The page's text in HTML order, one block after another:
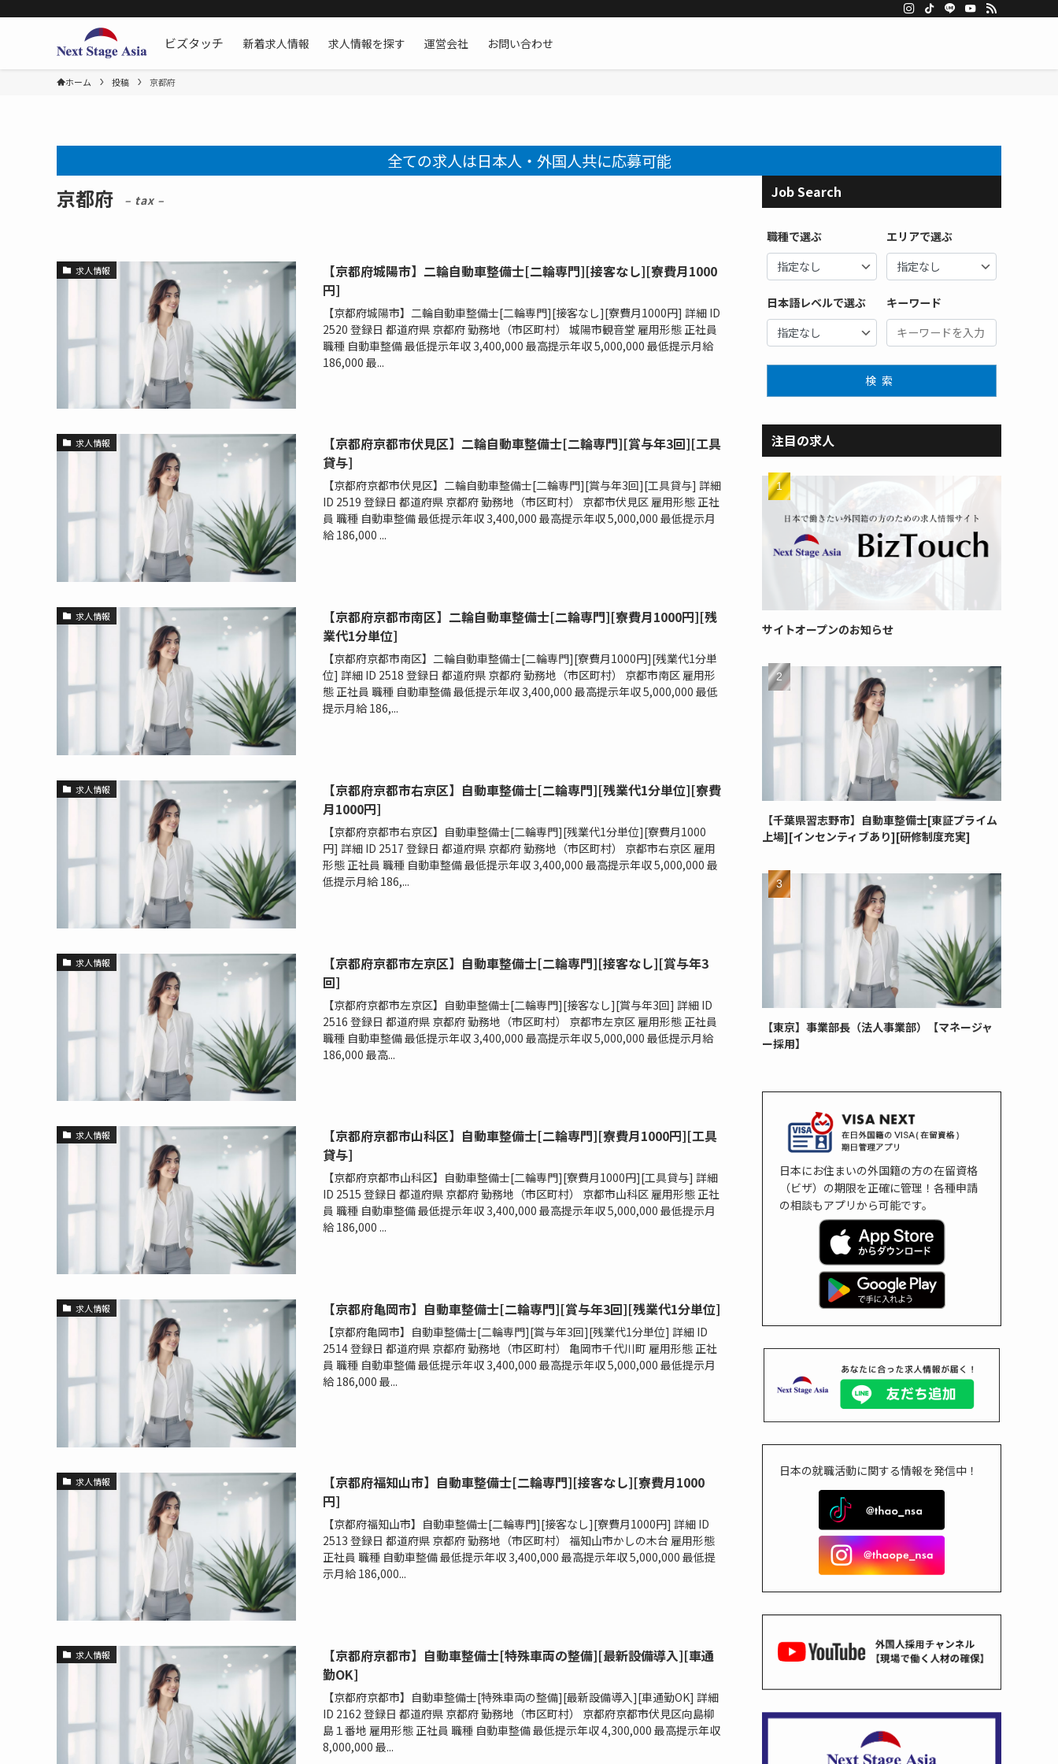
ビズタッチ
新着求人情報 求人情報を探す 運営会社 お問い合わせ
ホーム 投稿 京都府
全ての求人は日本人・外国人共に応募可能
京都府 – tax –
求人情報
【京都府城陽市】二輪自動車整備士[二輪専門][接客なし][寮費月1000
円]
【京都府城陽市】二輪自動車整備士[二輪専門][接客なし][寮費月1000円] 詳細 ID
2520 登録日 都道府県 京都府 勤務地（市区町村） 城陽市観音堂 雇用形態 正社員
職種 自動車整備 最低提示年収 3,400,000 最高提示年収 5,000,000 最低提示月給
186,000 最...
求人情報
【京都府京都市伏見区】二輪自動車整備士[二輪専門][賞与年3回][工具
貸与]
【京都府京都市伏見区】二輪自動車整備士[二輪専門][賞与年3回][工具貸与] 詳細
ID 2519 登録日 都道府県 京都府 勤務地（市区町村） 京都市伏見区 雇用形態 正社
員 職種 自動車整備 最低提示年収 3,400,000 最高提示年収 5,000,000 最低提示月
給 186,000 ...
求人情報
【京都府京都市南区】二輪自動車整備士[二輪専門][寮費月1000円][残
業代1分単位]
【京都府京都市南区】二輪自動車整備士[二輪専門][寮費月1000円][残業代1分単
位] 詳細 ID 2518 登録日 都道府県 京都府 勤務地（市区町村） 京都市南区 雇用形
態 正社員 職種 自動車整備 最低提示年収 3,400,000 最高提示年収 5,000,000 最低
提示月給 186,...
求人情報
【京都府京都市右京区】自動車整備士[二輪専門][残業代1分単位][寮費
月1000円]
【京都府京都市右京区】自動車整備士[二輪専門][残業代1分単位][寮費月1000
円] 詳細 ID 2517 登録日 都道府県 京都府 勤務地（市区町村） 京都市右京区 雇用
形態 正社員 職種 自動車整備 最低提示年収 3,400,000 最高提示年収 5,000,000 最
低提示月給 186,...
求人情報
【京都府京都市左京区】自動車整備士[二輪専門][接客なし][賞与年3
回]
【京都府京都市左京区】自動車整備士[二輪専門][接客なし][賞与年3回] 詳細 ID
2516 登録日 都道府県 京都府 勤務地（市区町村） 京都市左京区 雇用形態 正社員
職種 自動車整備 最低提示年収 3,400,000 最高提示年収 5,000,000 最低提示月給
186,000 最高...
求人情報
【京都府京都市山科区】自動車整備士[二輪専門][寮費月1000円][工具
貸与]
【京都府京都市山科区】自動車整備士[二輪専門][寮費月1000円][工具貸与] 詳細
ID 2515 登録日 都道府県 京都府 勤務地（市区町村） 京都市山科区 雇用形態 正社
員 職種 自動車整備 最低提示年収 3,400,000 最高提示年収 5,000,000 最低提示月
給 186,000 ...
求人情報 【京都府亀岡市】自動車整備士[二輪専門][賞与年3回][残業代1分単位]
【京都府亀岡市】自動車整備士[二輪専門][賞与年3回][残業代1分単位] 詳細 ID
2514 登録日 都道府県 京都府 勤務地（市区町村） 亀岡市千代川町 雇用形態 正社
員 職種 自動車整備 最低提示年収 3,400,000 最高提示年収 5,000,000 最低提示月
給 186,000 最...
求人情報
【京都府福知山市】自動車整備士[二輪専門][接客なし][寮費月1000
円]
【京都府福知山市】自動車整備士[二輪専門][接客なし][寮費月1000円] 詳細 ID
2513 登録日 都道府県 京都府 勤務地（市区町村） 福知山市かしの木台 雇用形態
正社員 職種 自動車整備 最低提示年収 3,400,000 最高提示年収 5,000,000 最低提
示月給 186,000...
求人情報
【京都府京都市】自動車整備士[特殊車両の整備][最新設備導入][車通
勤OK]
【京都府京都市】自動車整備士[特殊車両の整備][最新設備導入][車通勤OK] 詳細
ID 2162 登録日 都道府県 京都府 勤務地（市区町村） 京都府京都市伏見区向島柳
島１番地 雇用形態 正社員 職種 自動車整備 最低提示年収 4,300,000 最高提示年収
8,000,000 最...
Job Search
職種で選ぶ エリアで選ぶ
日本語レベルで選ぶ キーワード
検索
注目の求人
サイトオープンのお知らせ
【千葉県習志野市】自動車整備士[東証プライム
上場][インセンティブあり][研修制度充実]
【東京】事業部長（法人事業部）【マネージャ
ー採用】
日本にお住まいの外国籍の方の在留資格
（ビザ）の期限を正確に管理！各種申請
の相談もアプリから可能です。
日本の就職活動に関する情報を発信中！